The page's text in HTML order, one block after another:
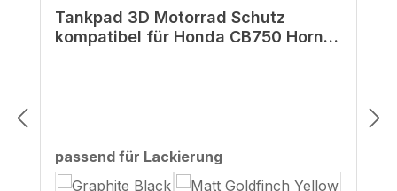
Tankpad 3D Motorrad Schutz
kompatibel für Honda CB750 Hornet
passend für Lackierungauswählen